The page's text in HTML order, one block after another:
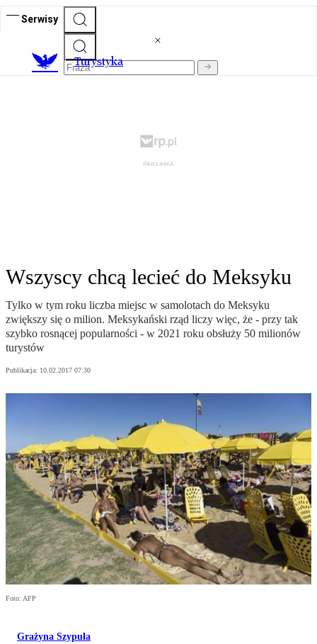
Serwisy
Turystyka
Wszyscy chcą lecieć do Meksyku
Tylko w tym roku liczba miejsc w samolotach do Meksyku
zwiększy się o milion. Meksykański rząd liczy więc, że - przy tak
szybko rosnącej popularności - w 2021 roku obsłuży 50 milionów
turystów
Publikacja: 10.02.2017 07:30
Foto: AFP
Grażyna Szypuła